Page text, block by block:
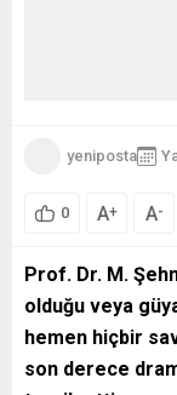
yeniposta
0 A+ A-
Prof. Dr. M.
olduğu veya
hemen hiçbir
son derece